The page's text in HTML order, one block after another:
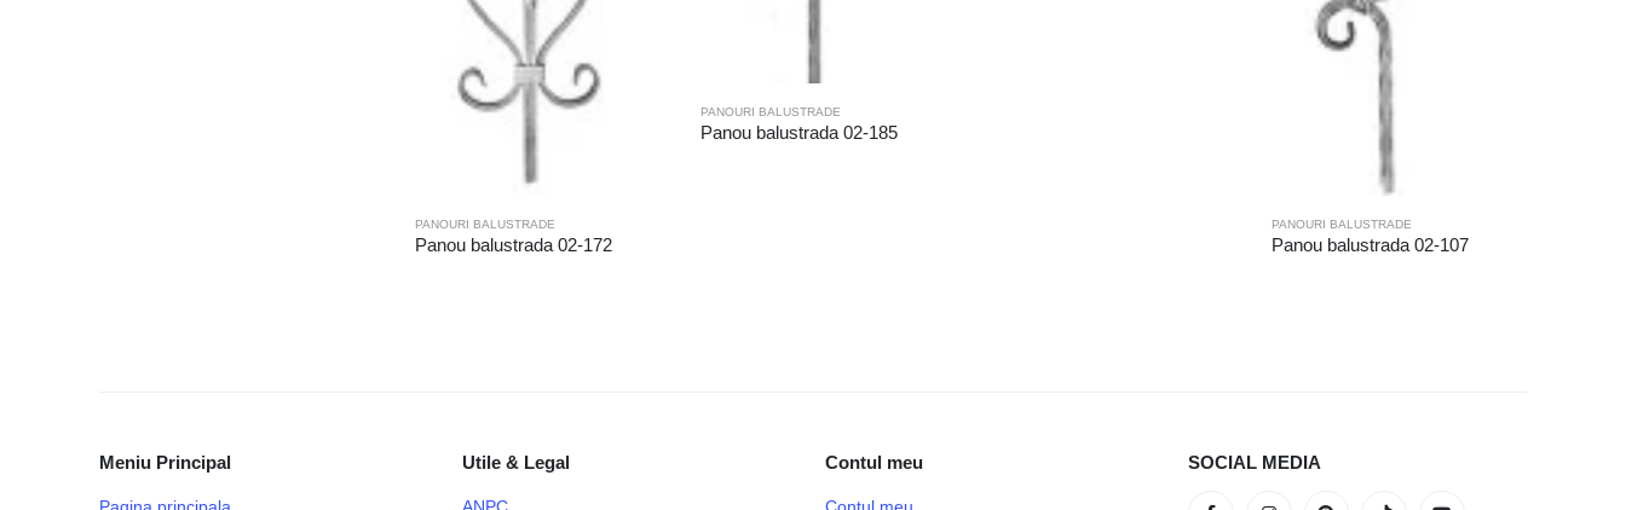
PANOURI BALUSTRADE
Panou balustrada 02-172
PANOURI BALUSTRADE
Panou balustrada 02-185
PANOURI BALUSTRADE
Panou balustrada 02-107
Meniu Principal Utile & Legal Contul meu SOCIAL MEDIA